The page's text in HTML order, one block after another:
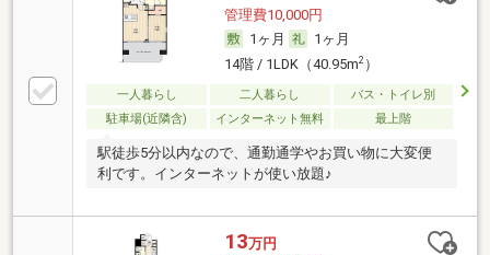
管理費10,000円
1ヶ月
1ヶ月
14階 / 1LDK（40.95m2）
一人暮らし 二人暮らし
バス・トイレ別
駐車場(近隣含)
インターネット無料 最上階
駅徒歩5分以内なので、通勤通学やお買い物に大変便
利です。インターネットが使い放題♪
13万円